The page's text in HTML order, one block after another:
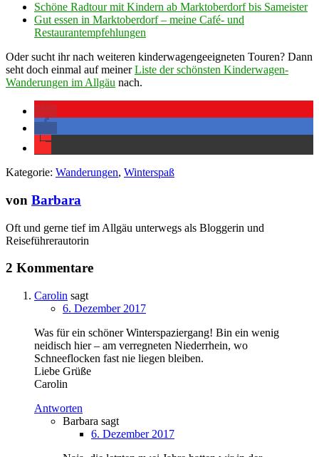
Schöne Radtour mit Kindern ab Marktoberdorf bis Sameister
Gut essen in Marktoberdorf – meine Café- und
Restaurantempfehlungen
Oder sucht ihr nach weiteren kinderwagengeeigneten Touren? Dann
seht doch einmal auf meinerListe der schönsten Kinderwagen-
Wanderungen im Allgäu nach.
Kategorie: Wanderungen, Winterspaß
von Barbara
Oft und gerne tief im Allgäu unterwegs als Bloggerin und
Reiseführerautorin
2 Kommentare
Carolin sagt
6. Dezember 2017
Was für ein schöner Winterspaziergang! Bin ein wenig
neidisch hier – am verregneten Niederrhein, wo
Schneeflocken fast nie liegen bleiben.
Liebe Grüße
Carolin
Antworten
Barbara sagt
6. Dezember 2017